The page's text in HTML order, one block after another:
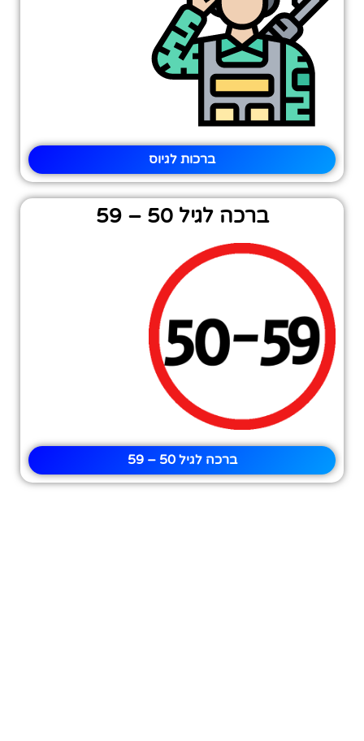
ברכות לגיוס
ברכה לגיל 50 – 59
ברכה לגיל 50 – 59